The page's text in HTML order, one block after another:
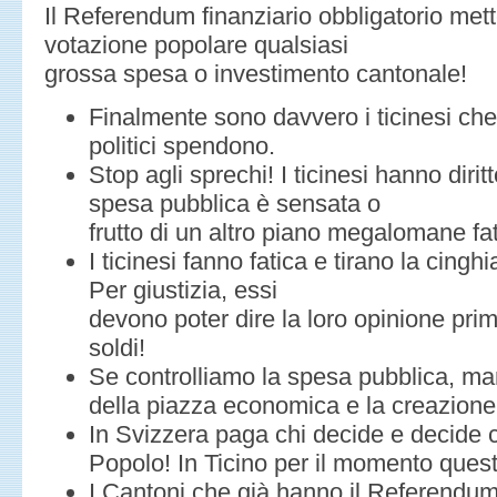
Il Referendum finanziario obbligatorio
votazione popolare qualsiasi
grossa spesa o investimento cantonale!
Finalmente sono davvero i ticinesi
politici spendono.
Stop agli sprechi! I ticinesi hanno
spesa pubblica è sensata o
frutto di un altro piano megalomane
I ticinesi fanno fatica e tirano la
Per giustizia, essi
devono poter dire la loro opinione
soldi!
Se controlliamo la spesa pubblica,
della piazza economica e la
In Svizzera paga chi decide e decide
Popolo! In Ticino per il momento